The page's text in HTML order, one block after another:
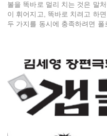
볼을 똑바로 멀리 치는 것은 말
이 휘어지고, 똑바로 치려고 하
두 가지를 동시에 충족하려면 폴